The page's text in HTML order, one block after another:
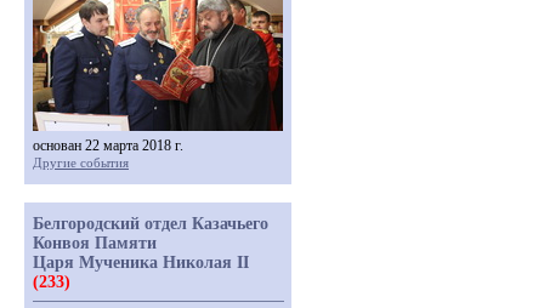
основан 22 марта 2018 г.
Другие события
Белгородский отдел Казачьего
Конвоя Памяти
Царя Мученика Николая II
(233)